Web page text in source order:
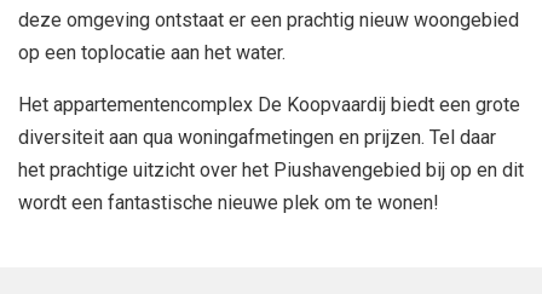
deze omgeving ontstaat er een prachtig nieuw woongebied
op een toplocatie aan het water.
Het appartementencomplex De Koopvaardij biedt een grote
diversiteit aan qua woningafmetingen en prijzen. Tel daar
het prachtige uitzicht over het Piushavengebied bij op en dit
wordt een fantastische nieuwe plek om te wonen!